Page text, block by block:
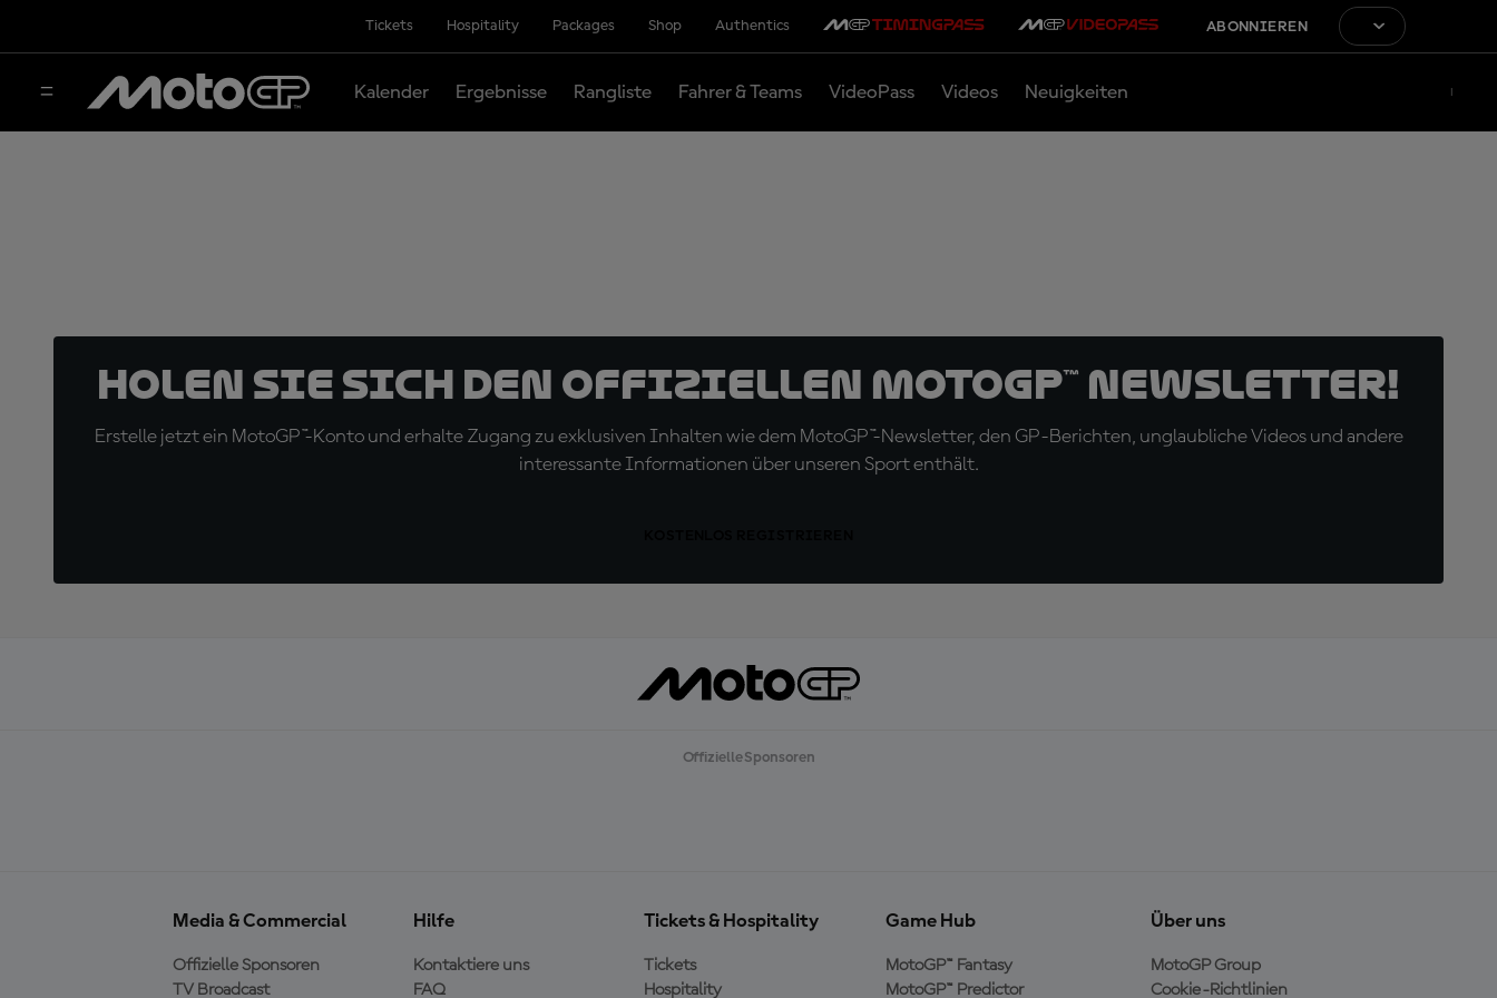
Tickets Hospitality Packages Shop Authentics ABONNIEREN
Kalender Ergebnisse Rangliste Fahrer & Teams VideoPass Videos Neuigkeiten
Holen Sie sich den offiziellen MotoGP™ Newsletter!
Erstelle jetzt ein MotoGP™-Konto und erhalte Zugang zu exklusiven Inhalten wie dem MotoGP™-Newsletter, den GP-Berichten, unglaubliche Videos und andere
interessante Informationen über unseren Sport enthält.
Offizielle Sponsoren
Media & Commercial
Offizielle Sponsoren
TV Broadcast
Hilfe
Kontaktiere uns
FAQ
Tickets & Hospitality
Tickets
Hospitality
Game Hub
MotoGP™ Fantasy
MotoGP™ Predictor
Über uns
MotoGP Group
Cookie-Richtlinien